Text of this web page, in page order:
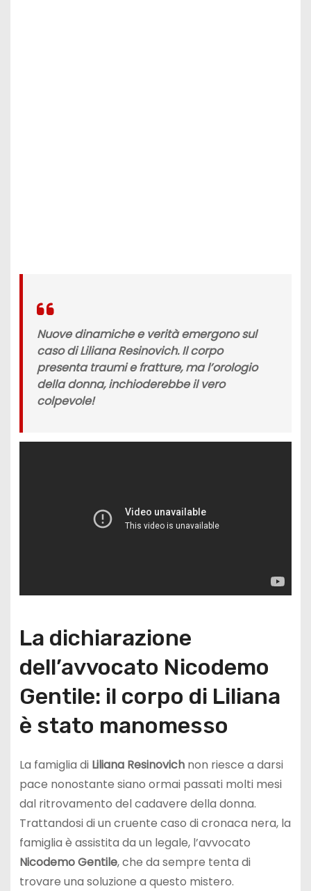
Nuove dinamiche e verità emergono sul
caso di Liliana Resinovich. Il corpo
presenta traumi e fratture, ma l’orologio
della donna, inchioderebbe il vero
colpevole!
La dichiarazione
dell’avvocato Nicodemo
Gentile: il corpo di Liliana
è stato manomesso
La famiglia di Liliana Resinovichnon riesce a darsi
pace nonostante siano ormai passati molti mesi
dal ritrovamento del cadavere della donna.
Trattandosi di un cruente caso di cronaca nera, la
famiglia è assistita da un legale, l’avvocato
Nicodemo Gentile, che da sempre tenta di
trovare una soluzione a questo mistero.